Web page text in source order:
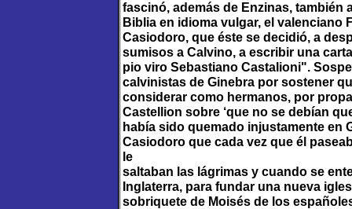
fascinó, además de Enzinas, también
Biblia en idioma vulgar, el valenciano
Casiodoro, que éste se decidió, a
sumisos a Calvino, a escribir una
pio viro Sebastiano Castalioni".
calvinistas de Ginebra por sostener
considerar como hermanos, por
Castellion sobre ‘que no se debían
había sido quemado injustamente en
Casiodoro que cada vez que él
le
saltaban las lágrimas y cuando se
Inglaterra, para fundar una nueva
sobriquete de Moisés de los